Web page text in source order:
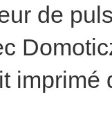
de
imprimé